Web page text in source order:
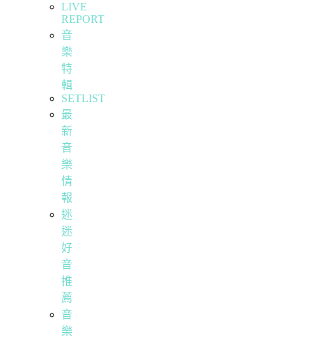
LIVE
REPORT
音
樂
特
輯
SETLIST
最
新
音
樂
情
報
迷
迷
好
音
推
薦
音
樂